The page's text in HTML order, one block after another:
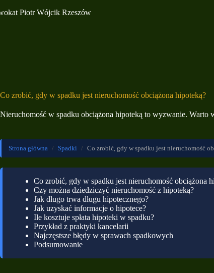
do
Co zrobić, gdy w spadku jest nieruchomość obciążona hipoteką?
Nieruchomość w spadku obciążona hipoteką to wyzwanie. Warto
Strona główna / Spadki / Co zrobić, gdy w spadku jest nieruchomość
Co zrobić, gdy w spadku jest nieruchomość obciążona
Czy można dziedziczyć nieruchomość z hipoteką?
Jak długo trwa długu hipotecznego?
Jak uzyskać informacje o hipotece?
Ile kosztuje spłata hipoteki w spadku?
Przykład z praktyki kancelarii
Najczęstsze błędy w sprawach spadkowych
Podsumowanie